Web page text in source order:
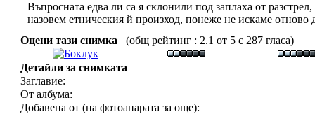
Въпросната едва ли са я склонили под заплаха от
назовем етническия й произход, понеже не искаме
Оцени тази снимка
(общ рейтинг : 2.1 от 5 с 287 гласа)
Детайли за снимката
Заглавие:
От албума:
Добавена от (на фотоапарата за още):